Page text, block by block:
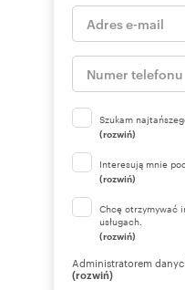
Szukam
(rozwiń)
Interesują mnie
(rozwiń)
Chcę otrzymywać
usługach.
(rozwiń)
Administratorem
(rozwiń)